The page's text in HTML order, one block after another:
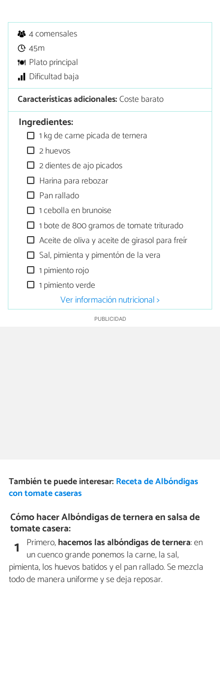
4 comensales
45m
Plato principal
Dificultad baja
Características adicionales:Coste barato
Ingredientes:
1 kg de carne picada de ternera
2 huevos
2 dientes de ajo picados
Harina para rebozar
Pan rallado
1 cebolla en brunoise
1 bote de 800 gramos de tomate triturado
Aceite de oliva y aceite de girasol para freír
Sal, pimienta y pimentón de la vera
1 pimiento rojo
1 pimiento verde
Ver información nutricional >
También te puede interesar: Receta de Albóndigas
con tomate caseras
Cómo hacer Albóndigas de ternera en salsa de
tomate casera:
1 Primero,hacemos las albóndigas de ternera: en
un cuenco grande ponemos la carne, la sal,
pimienta, los huevos batidos y el pan rallado. Se mezcla
todo de manera uniforme y se deja reposar.